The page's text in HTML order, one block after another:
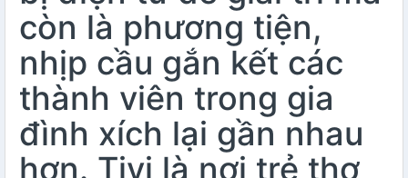
còn là phương tiện,
nhịp cầu gắn kết các
thành viên trong gia
đình xích lại gần nhau
hơn. Tivi là nơi trẻ thơ